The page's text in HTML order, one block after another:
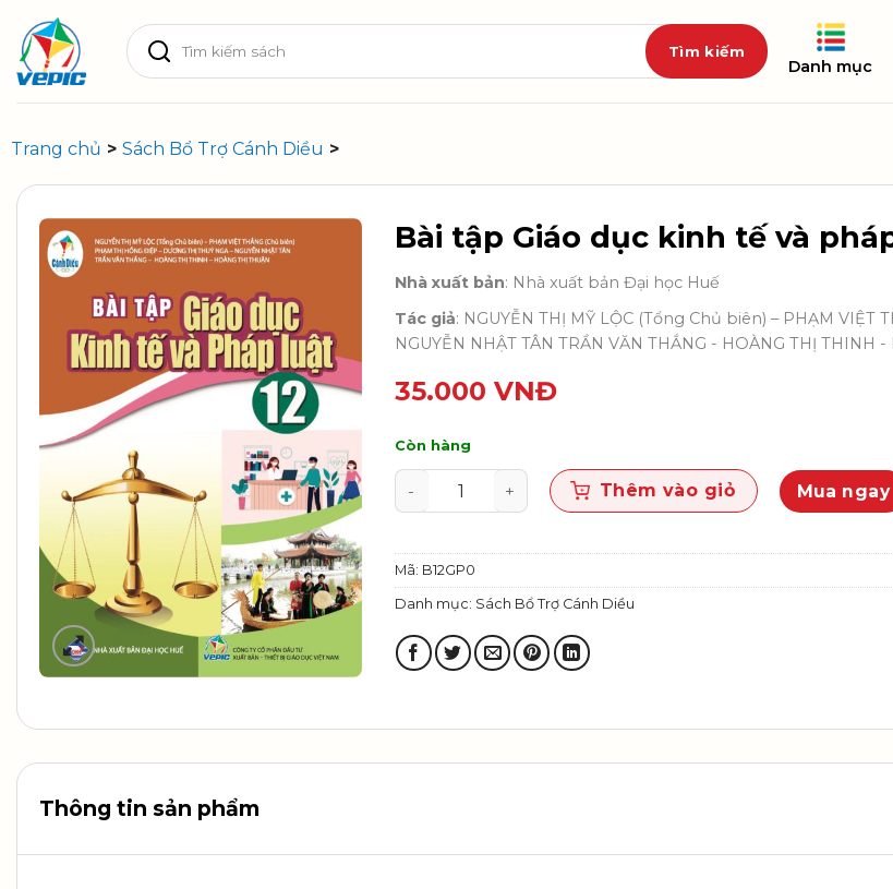
content
Tìm
kiếm:
Danh mục
Trang chủ > Sách Bổ Trợ Cánh Diều >
Bài tập Giáo dục kinh tế và
Nhà xuất bản: Nhà xuất bản Đại học Huế
Tác giả: NGUYỄN THỊ MỸ LỘC (Tổng Chủ biên) – PHẠM VIỆT
NGUYỄN NHẬT TÂN TRẦN VĂN THẮNG - HOÀNG THỊ THINH -
35.000 VNĐ
Còn hàng
Bài tập Giáo dục kinh tế và pháp luật 12 số lượng
Thêm vào giỏ Mua ngay
Mã: B12GP0
Danh mục: Sách Bổ Trợ Cánh Diều
Thông tin sản phẩm